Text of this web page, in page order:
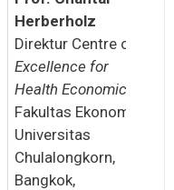
Herberholz
Direktur Centre of
Excellence for
Health Economics
Fakultas Ekonomi,
Universitas
Chulalongkorn,
Bangkok,